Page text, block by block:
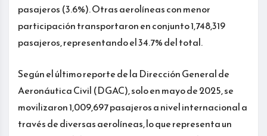
pasajeros (3.6%). Otras aerolíneas con menor
participación transportaron en conjunto 1,748,319
pasajeros, representando el 34.7% del total.
Según el último reporte de la Dirección General de
Aeronáutica Civil (DGAC), solo en mayo de 2025, se
movilizaron 1,009,697 pasajeros a nivel internacional a
través de diversas aerolíneas, lo que representa un